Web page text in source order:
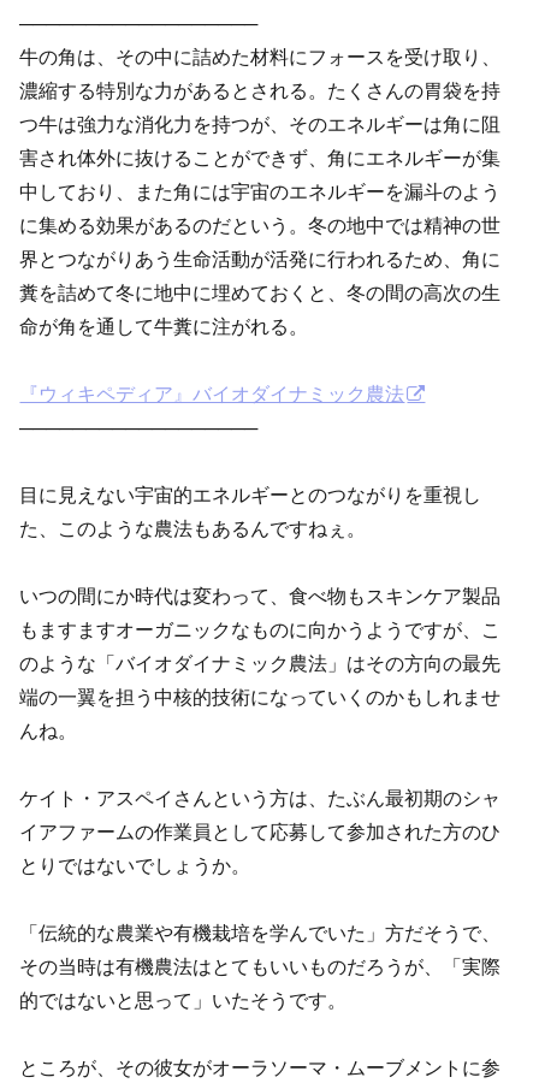
──────────────────
牛の角は、その中に詰めた材料にフォースを受け取り、
濃縮する特別な力があるとされる。たくさんの胃袋を持
つ牛は強力な消化力を持つが、そのエネルギーは角に阻
害され体外に抜けることができず、角にエネルギーが集
中しており、また角には宇宙のエネルギーを漏斗のよう
に集める効果があるのだという。冬の地中では精神の世
界とつながりあう生命活動が活発に行われるため、角に
糞を詰めて冬に地中に埋めておくと、冬の間の高次の生
命が角を通して牛糞に注がれる。
『ウィキペディア』バイオダイナミック農法
──────────────────
目に見えない宇宙的エネルギーとのつながりを重視し
た、このような農法もあるんですねぇ。
いつの間にか時代は変わって、食べ物もスキンケア製品
もますますオーガニックなものに向かうようですが、こ
のような「バイオダイナミック農法」はその方向の最先
端の一翼を担う中核的技術になっていくのかもしれませ
んね。
ケイト・アスペイさんという方は、たぶん最初期のシャ
イアファームの作業員として応募して参加された方のひ
とりではないでしょうか。
「伝統的な農業や有機栽培を学んでいた」方だそうで、
その当時は有機農法はとてもいいものだろうが、「実際
的ではないと思って」いたそうです。
ところが、その彼女がオーラソーマ・ムーブメントに参